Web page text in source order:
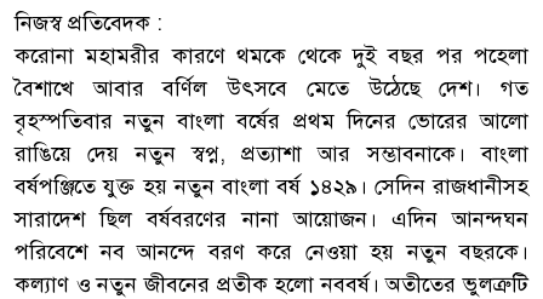
নিজস্ব প্রতিবেদক :
করোনা মহামরীর কারণে থমকে থেকে দুই বছর পর পহেলা
বৈশাখে আবার বর্ণিল উৎসবে মেতে উঠেছে দেশ। গত
বৃহস্পতিবার নতুন বাংলা বর্ষের প্রথম দিনের ভোরের আলো
রাঙিয়ে দেয় নতুন স্বপ্ন, প্রত্যাশা আর সম্ভাবনাকে। বাংলা
বর্ষপঞ্জিতে যুক্ত হয় নতুন বাংলা বর্ষ ১৪২৯। সেদিন রাজধানীসহ
সারাদেশ ছিল বর্ষবরণের নানা আয়োজন। এদিন আনন্দঘন
পরিবেশে নব আনন্দে বরণ করে নেওয়া হয় নতুন বছরকে।
কল্যাণ ও নতুন জীবনের প্রতীক হলো নববর্ষ। অতীতের ভুলত্রুটি